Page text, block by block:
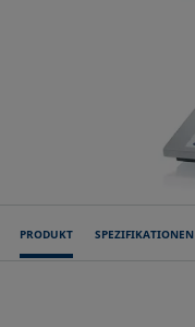
PRODUKT SPEZIFIKATIONEN